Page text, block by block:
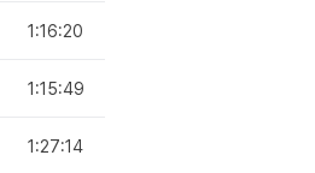
1:16:20
1:15:49
1:27:14